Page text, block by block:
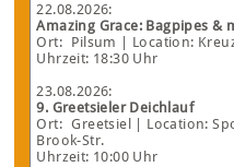
22.08.2026:
Amazing Grace: Bagpipes &
Ort: Pilsum
| Location:
Uhrzeit: 18:30 Uhr
23.08.2026:
9. Greetsieler Deichlauf
Ort: Greetsiel
| Location:
Brook-Str.
Uhrzeit: 10:00 Uhr